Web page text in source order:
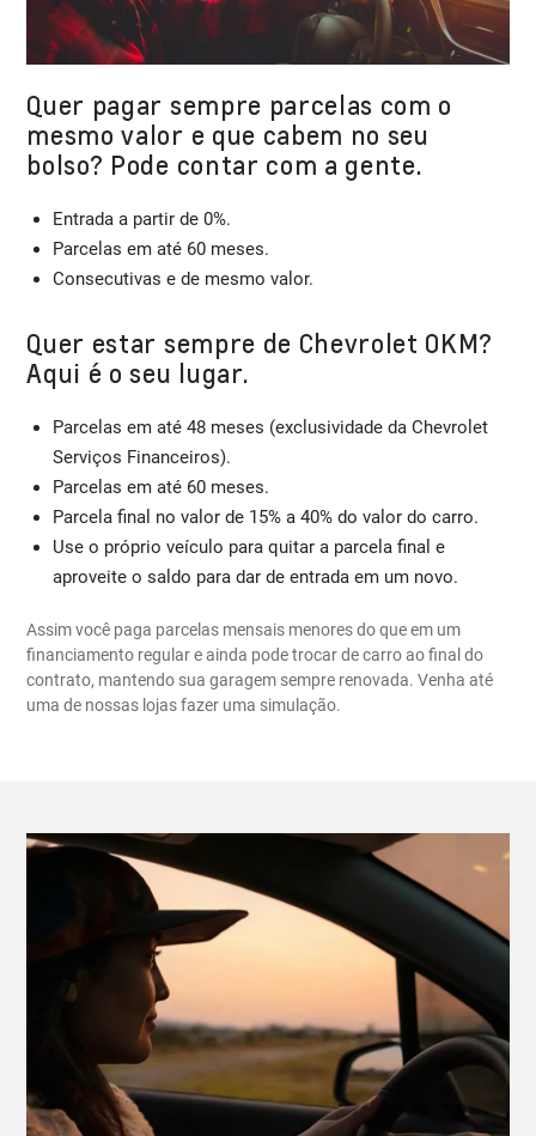
Quer pagar sempre parcelas com o
mesmo valor e que cabem no seu
bolso? Pode contar com a gente.
Entrada a partir de 0%.
Parcelas em até 60 meses.
Consecutivas e de mesmo valor.
Quer estar sempre de Chevrolet 0KM?
Aqui é o seu lugar.
Parcelas em até 48 meses (exclusividade da Chevrolet
Serviços Financeiros).
Parcelas em até 60 meses.
Parcela final no valor de 15% a 40% do valor do carro.
Use o próprio veículo para quitar a parcela final e
aproveite o saldo para dar de entrada em um novo.
Assim você paga parcelas mensais menores do que em um
financiamento regular e ainda pode trocar de carro ao final do
contrato, mantendo sua garagem sempre renovada. Venha até
uma de nossas lojas fazer uma simulação.